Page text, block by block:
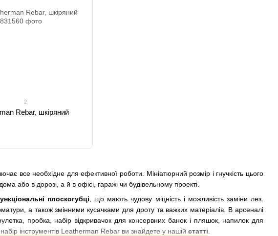
все необхідне для ефективної роботи. Мініатюрний розмір і гнучкість цього
або в дорозі, а й в офісі, гаражі чи будівельному проекті.
плоскогубці, що мають чудову міцність і можливість заміни лез.
а також змінними кусачками для дроту та важких матеріалів. В арсеналі
пробка, набір відкривачок для консервних банок і пляшок, напилок для
інструментів Leatherman Rebar ви знайдете у нашій статті.
2
Rebar, шкіряний